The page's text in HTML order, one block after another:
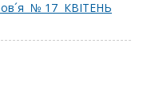
№ 17 КВІТЕНЬ